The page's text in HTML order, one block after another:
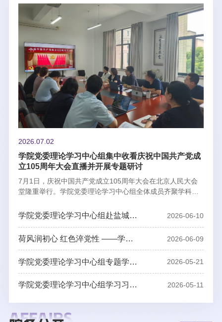
2026.07.02
学院党委理论学习中心组集中收看庆祝中国共产党成
立105周年大会直播并开展专题研讨
7月1日，庆祝中国共产党成立105周年大会在北京人民大会
堂隆重举行。学院党委理论学习中心组全体成员齐聚学科楼
刻。学院党委书记、中心组组长尹志丽主持本次集中学习，
话。观看过程中，党委理论学习中心组成员神情专注、认真
记录，全程肃立聆听习近平总书记重要讲话，深刻感悟百年
振奋。直播结束后，中心组随即开展集中研讨交流。各位成
员结合分管党建、学科建设、科研创新、学生管理等工作逐
一发言，立足学院学科特色谈认识、谈思路、谈举措。学院
神，抓实基层党建提质，建强“双带头人”教师党支部，推动
学院党委理论学习中心组赴盐城开
展数字经济产业链专题调研
2026-06-10
荷风润初心 红色淬党性 ——学院
党委理论学习中心组赴建湖开展现
场研学活动
2026-06-09
学院党委理论学习中心组专题学习
研讨习近平总书记关于加强基础研
究重要讲话精神
2026-05-21
学院党委理论学习中心组学习习近
2026-05-11